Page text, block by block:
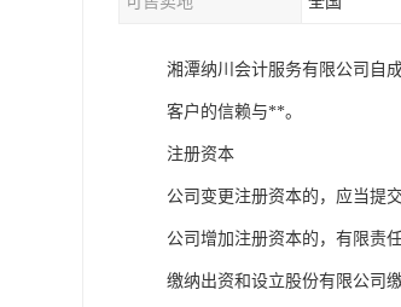
湘潭纳川会计服务有限公司自
客户的信赖与**。
注册资本
公司变更注册资本的，应当提
公司增加注册资本的，有限责
缴纳出资和设立股份有限公司